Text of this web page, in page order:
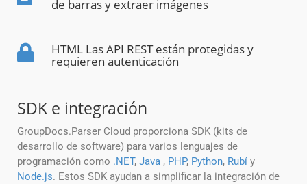
de barras y extraer imágenes
HTML Las API REST están protegidas y
requieren autenticación
SDK e integración
GroupDocs.Parser Cloud proporciona SDK (kits de
desarrollo de software) para varios lenguajes de
programación como .NET, Java , PHP, Python, Rubí y
Node.js. Estos SDK ayudan a simplificar la integración de